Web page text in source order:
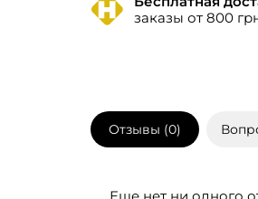
заказы от 800
Отзывы (0)